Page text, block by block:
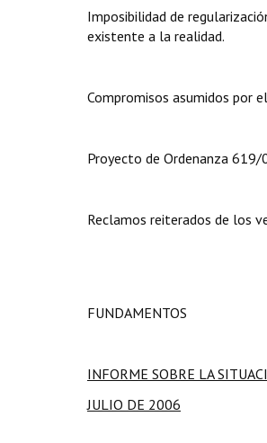
Imposibilidad de
existente a la realidad.
Compromisos asumidos por
Proyecto de Ordenanza 619/
Reclamos reiterados de los
FUNDAMENTOS
INFORME SOBRE LA
JULIO DE 2006